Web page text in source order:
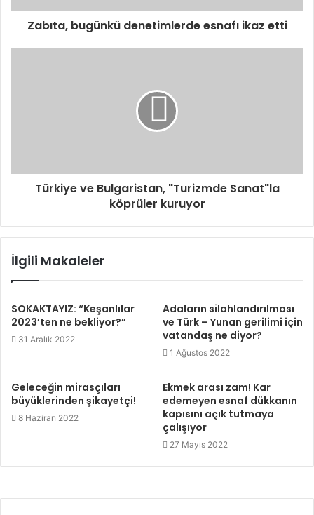
Zabıta, bugünkü denetimlerde esnafı ikaz etti
Türkiye ve Bulgaristan, "Turizmde Sanat"la
köprüler kuruyor
İlgili Makaleler
SOKAKTAYIZ: “Keşanlılar
2023’ten ne bekliyor?”
31 Aralık 2022
Adaların silahlandırılması
ve Türk – Yunan gerilimi için
vatandaş ne diyor?
1 Ağustos 2022
Geleceğin mirasçıları
büyüklerinden şikayetçi!
8 Haziran 2022
Ekmek arası zam! Kar
edemeyen esnaf dükkanın
kapısını açık tutmaya
çalışıyor
27 Mayıs 2022